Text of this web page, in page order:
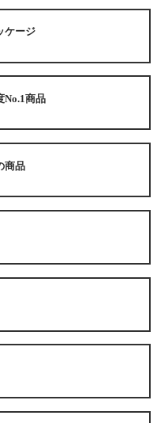
ケージ
No.1商品
商品